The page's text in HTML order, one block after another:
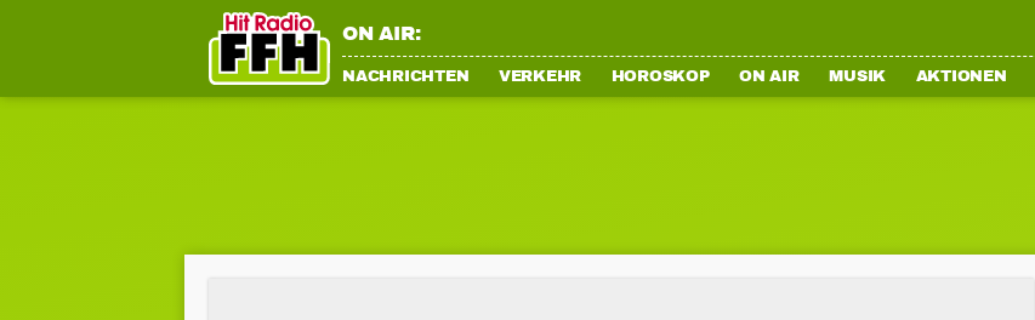
ON AIR:
NACHRICHTEN VERKEHR HOROSKOP ON AIR MUSIK AKTIONEN